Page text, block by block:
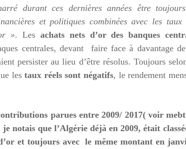
durant ces dernières années être
et politiques combinées avec les
». Les achats nets d’or des banques
centrales, devant faire face à davantage de
persister au lieu d’être résolus. Toujours
lestaux réels sont négatifs, le rendement
parues entre 2009/ 2017( voir
que l’Algérie déjà en 2009, était
et toujours avec le même montant en